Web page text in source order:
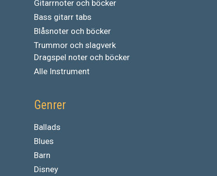
Gitarrnoter och böcker
Bass gitarr tabs
Blåsnoter och böcker
Trummor och slagverk
Dragspel noter och böcker
Alle Instrument
Genrer
Ballads
Blues
Barn
Disney